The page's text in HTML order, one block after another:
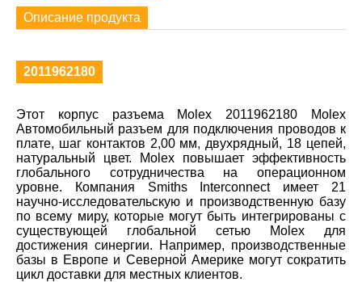
Описание продукта
2011962180
Этот корпус разъема Molex 2011962180 Molex
Автомобильный разъем для подключения проводов к
плате, шаг контактов 2,00 мм, двухрядный, 18 цепей,
натуральный цвет. Molex повышает эффективность
глобального сотрудничества на операционном
уровне. Компания Smiths Interconnect имеет 21
научно-исследовательскую и производственную базу
по всему миру, которые могут быть интегрированы с
существующей глобальной сетью Molex для
достижения синергии. Например, производственные
базы в Европе и Северной Америке могут сократить
цикл доставки для местных клиентов.